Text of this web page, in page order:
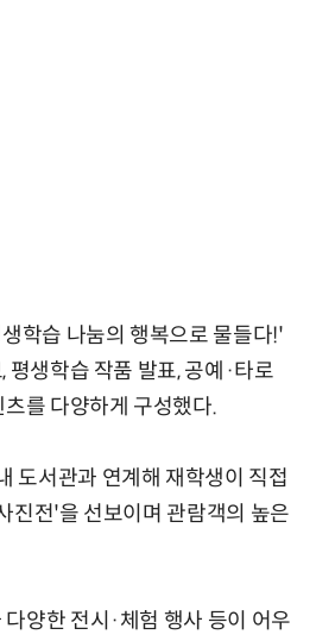
학습 나눔의 행복으로 물들다!'
평생학습 작품 발표, 공예·타로
를 다양하게 구성했다.
도서관과 연계해 재학생이 직접
진전'을 선보이며 관람객의 높은
양한 전시·체험 행사 등이 어우